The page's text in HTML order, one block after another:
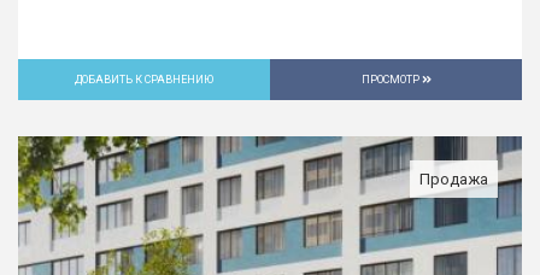
ДОБАВИТЬ К СРАВНЕНИЮ ПРОСМОТР
Продажа